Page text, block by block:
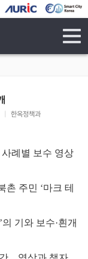
한옥정책과
례별 보수 영상
촌 주민 ‘마크 테
기와 보수·흰개